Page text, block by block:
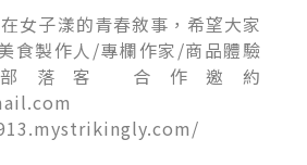
女子漾的青春敘事，希望大家
食製作人/專欄作家/商品體驗
落客 合作邀約